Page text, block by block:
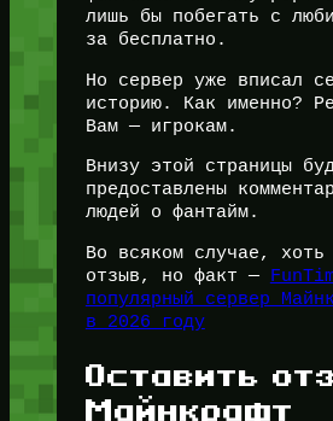
лишь бы побегать с
за бесплатно.
Но сервер уже вписал
историю. Как именно?
Вам — игрокам.
Внизу этой страницы
предоставлены
людей о фантайм.
Во всяком случае, хоть
отзыв, но факт —
популярный сервер
в 2026 году
Оставить
Майнкрафт